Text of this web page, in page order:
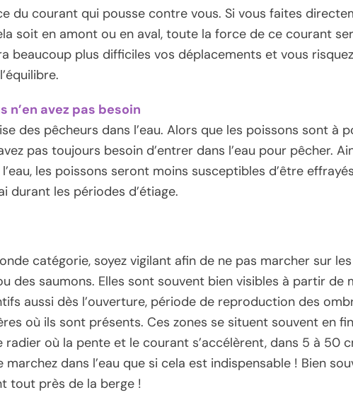
du courant qui pousse contre vous. Si vous faites
soit en amont ou en aval, toute la force de ce courant
beaucoup plus difficiles vos déplacements et vous
n’en avez pas besoin
des pêcheurs dans l’eau. Alors que les poissons sont à
pas toujours besoin d’entrer dans l’eau pour pêcher.
les poissons seront moins susceptibles d’être
durant les périodes d’étiage.
catégorie, soyez vigilant afin de ne pas marcher sur
des saumons. Elles sont souvent bien visibles à partir de
aussi dès l’ouverture, période de reproduction des
où ils sont présents. Ces zones se situent souvent en
où la pente et le courant s’accélèrent, dans 5 à 50
dans l’eau que si cela est indispensable ! Bien
tout près de la berge !